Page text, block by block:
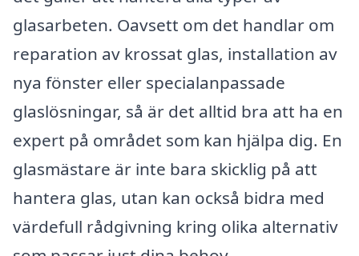
glasarbeten. Oavsett om det handlar om
reparation av krossat glas, installation av
nya fönster eller specialanpassade
glaslösningar, så är det alltid bra att ha en
expert på området som kan hjälpa dig. En
glasmästare är inte bara skicklig på att
hantera glas, utan kan också bidra med
värdefull rådgivning kring olika alternativ